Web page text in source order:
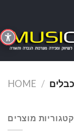
content
HOME /
קטגוריות מוצרים